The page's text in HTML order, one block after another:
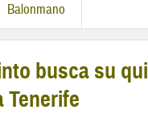
Balonmano
busca su
Tenerife